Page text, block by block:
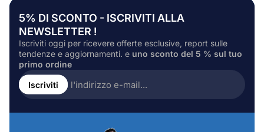
5% DI SCONTO - ISCRIVITI ALLA
NEWSLETTER !
Iscriviti oggi per ricevere offerte esclusive, report sulle
tendenze e aggiornamenti. e uno sconto del 5 % sul tuo
primo ordine
Inserire
l'indirizzo
e-
Iscriviti